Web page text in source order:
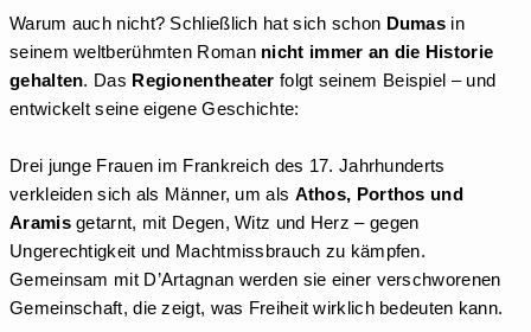
Warum auch nicht? Schließlich hat sich schon Dumas in
seinem weltberühmten Roman nicht immer an die Historie
gehalten. Das Regionentheater folgt seinem Beispiel – und
entwickelt seine eigene Geschichte:
Drei junge Frauen im Frankreich des 17. Jahrhunderts
verkleiden sich als Männer, um als Athos, Porthos und
Aramisgetarnt, mit Degen, Witz und Herz – gegen
Ungerechtigkeit und Machtmissbrauch zu kämpfen.
Gemeinsam mit D’Artagnan werden sie einer verschworenen
Gemeinschaft, die zeigt, was Freiheit wirklich bedeuten kann.